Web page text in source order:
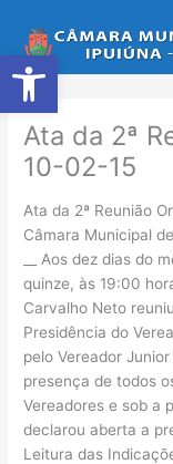
Abrir a barra de
para
o
conteúdo
Ata da 2ª
10-02-15
Ata da 2ª Reunião
Câmara Municipal
__ Aos dez dias do
quinze, às 19:00
Carvalho Neto
Presidência do
pelo Vereador
presença de todos
Vereadores e sob a
declarou aberta a
Leitura das